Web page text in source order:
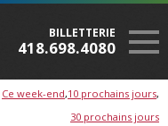
BILLETTERIE
418.698.4080
Ce week-end 10 prochains jours
30 prochains jours